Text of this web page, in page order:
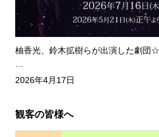
柚香光、鈴木拡樹らが出演した劇団
2026年4月17日
観客の皆様へ